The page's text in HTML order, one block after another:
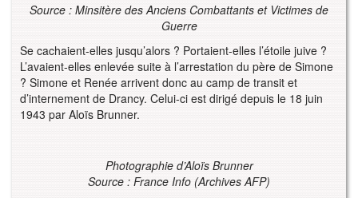
Source : Minsitère des Anciens Combattants et Victimes de
Guerre
Se cachaient-elles jusqu’alors ? Portaient-elles l’étoile juive ?
L’avaient-elles enlevée suite à l’arrestation du père de Simone
? Simone et Renée arrivent donc au camp de transit et
d’internement de Drancy. Celui-ci est dirigé depuis le 18 juin
1943 par Aloïs Brunner.
Photographie d’Aloïs Brunner
Source : France Info (Archives AFP)